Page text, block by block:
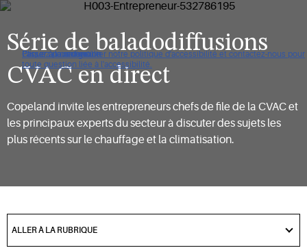
Cliquez pour consulter notre politique d'accessibilité et contactez-nous pour
toute question liée à l'accessibilité.
Passer à la navigation
Passer au contenu
Passer à la recherche
Série de baladodiffusions
CVAC en direct
Copeland invite les entrepreneurs chefs de file de la CVAC et
les principaux experts du secteur à discuter des sujets les
plus récents sur le chauffage et la climatisation.
toALLER À LA RUBRIQUE